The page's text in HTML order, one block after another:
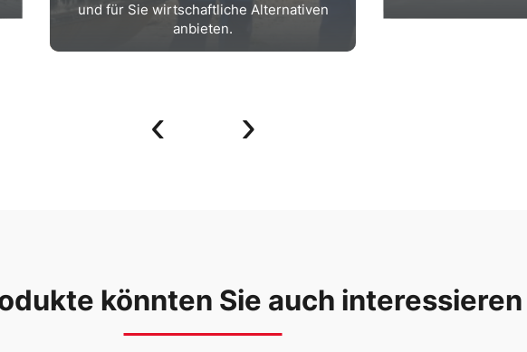
und für Sie wirtschaftliche Alternativen
anbieten.
‹ ›
könnten Sie auch interessieren